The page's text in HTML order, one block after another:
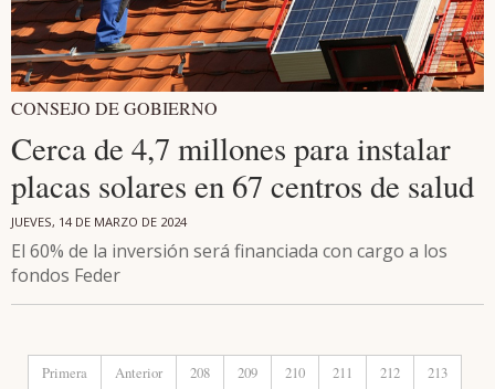
CONSEJO DE GOBIERNO
Cerca de 4,7 millones para instalar
placas solares en 67 centros de salud
JUEVES, 14 DE MARZO DE 2024
El 60% de la inversión será financiada con cargo a los
fondos Feder
Primera Anterior 208 209 210 211 212 213